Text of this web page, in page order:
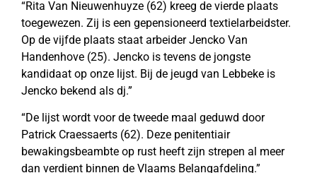
“Rita Van Nieuwenhuyze (62) kreeg de vierde plaats
toegewezen. Zij is een gepensioneerd textielarbeidster.
Op de vijfde plaats staat arbeider Jencko Van
Handenhove (25). Jencko is tevens de jongste
kandidaat op onze lijst. Bij de jeugd van Lebbeke is
Jencko bekend als dj.”
“De lijst wordt voor de tweede maal geduwd door
Patrick Craessaerts (62). Deze penitentiair
bewakingsbeambte op rust heeft zijn strepen al meer
dan verdient binnen de Vlaams Belangafdeling.”